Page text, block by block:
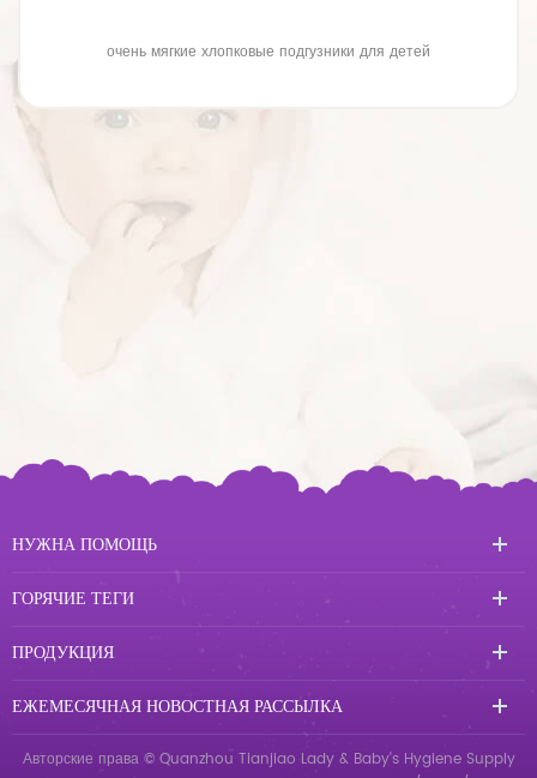
очень мягкие хлопковые подгузники для детей
НУЖНА ПОМОЩЬ
ГОРЯЧИЕ ТЕГИ
ПРОДУКЦИЯ
ЕЖЕМЕСЯЧНАЯ НОВОСТНАЯ РАССЫЛКА
Авторские права © Quanzhou Tianjiao Lady & Baby's Hygiene Supply